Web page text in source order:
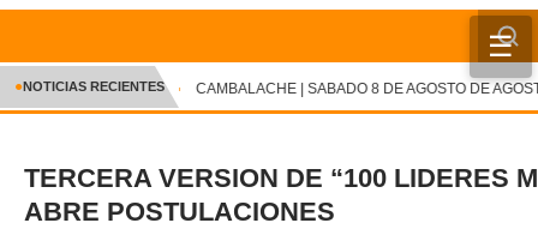
☰
INICIO
CRÓNICA
DEPORTES ✕
●NOTICIAS RECIENTES CAMBALACHE | SABADO 8 DE AGOSTO DE
TERCERA VERSION DE “100 LIDERES
ABRE POSTULACIONES